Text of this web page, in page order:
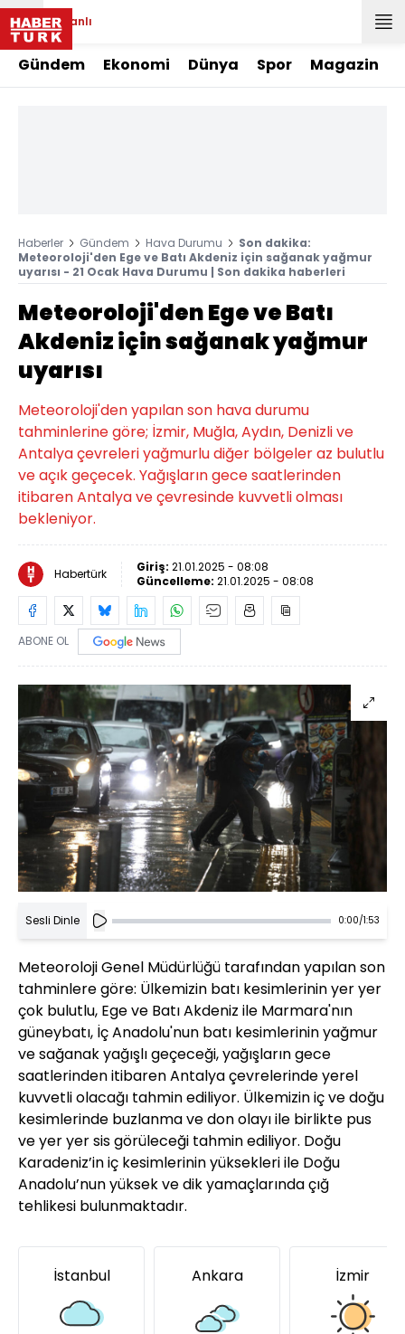
Canlı
Gündem Ekonomi Dünya Spor Magazin
Haberler Gündem Hava Durumu
Son dakika:
Meteoroloji'den Ege ve Batı Akdeniz için sağanak yağmur
uyarısı - 21 Ocak Hava Durumu | Son dakika haberleri
Meteoroloji'den Ege ve Batı
Akdeniz için sağanak yağmur
uyarısı
Meteoroloji'den yapılan son hava durumu
tahminlerine göre; İzmir, Muğla, Aydın, Denizli ve
Antalya çevreleri yağmurlu diğer bölgeler az bulutlu
ve açık geçecek. Yağışların gece saatlerinden
itibaren Antalya ve çevresinde kuvvetli olması
bekleniyor.
Habertürk Giriş: 21.01.2025 - 08:08
Güncelleme: 21.01.2025 - 08:08
ABONE OL
Sesli Dinle 0:00/1:53
Meteoroloji Genel Müdürlüğü tarafından yapılan son
tahminlere göre: Ülkemizin batı kesimlerinin yer yer
çok bulutlu, Ege ve Batı Akdeniz ile Marmara'nın
güneybatı, İç Anadolu'nun batı kesimlerinin yağmur
ve sağanak yağışlı geçeceği, yağışların gece
saatlerinden itibaren Antalya çevrelerinde yerel
kuvvetli olacağı tahmin ediliyor. Ülkemizin iç ve doğu
kesimlerinde buzlanma ve don olayı ile birlikte pus
ve yer yer sis görüleceği tahmin ediliyor. Doğu
Karadeniz’in iç kesimlerinin yüksekleri ile Doğu
Anadolu’nun yüksek ve dik yamaçlarında çığ
tehlikesi bulunmaktadır.
İstanbul Ankara İzmir